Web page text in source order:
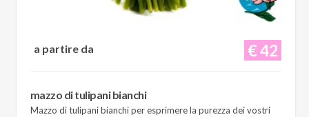
€ 42
a partire da
mazzo di tulipani bianchi
Mazzo di tulipani bianchi per esprimere la purezza dei vostri